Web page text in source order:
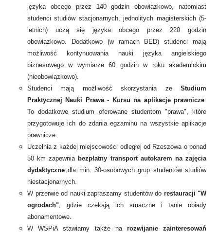
języka obcego przez 140 godzin obowiązkowo, natomiast
studenci studiów stacjonarnych, jednolitych magisterskich (5-
letnich) uczą się języka obcego przez 220 godzin
obowiązkowo. Dodatkowo (w ramach BED) studenci mają
możliwość kontynuowania nauki języka angielskiego
biznesowego w wymiarze 60 godzin w roku akademickim
(nieobowiązkowo).
Studenci mają możliwość skorzystania ze Studium
Praktycznej Nauki Prawa - Kursu na aplikacje prawnicze.
To dodatkowe studium oferowane studentom "prawa", które
przygotowuje ich do zdaniaegzaminu na wszystkie aplikacje
prawnicze.
Uczelnia z każdej miejscowości odległej od Rzeszowa o ponad
50 km zapewnia bezpłatny transport autokarem na zajęcia
dydaktyczne dla min. 30-osobowych grup studentów studiów
niestacjonarnych.
W przerwie od nauki zapraszamy studentów do restauracji "W
ogrodach", gdzie czekają ich smaczne i tanie obiady
abonamentowe.
W WSPiA stawiamy także narozwijanie zainteresowań